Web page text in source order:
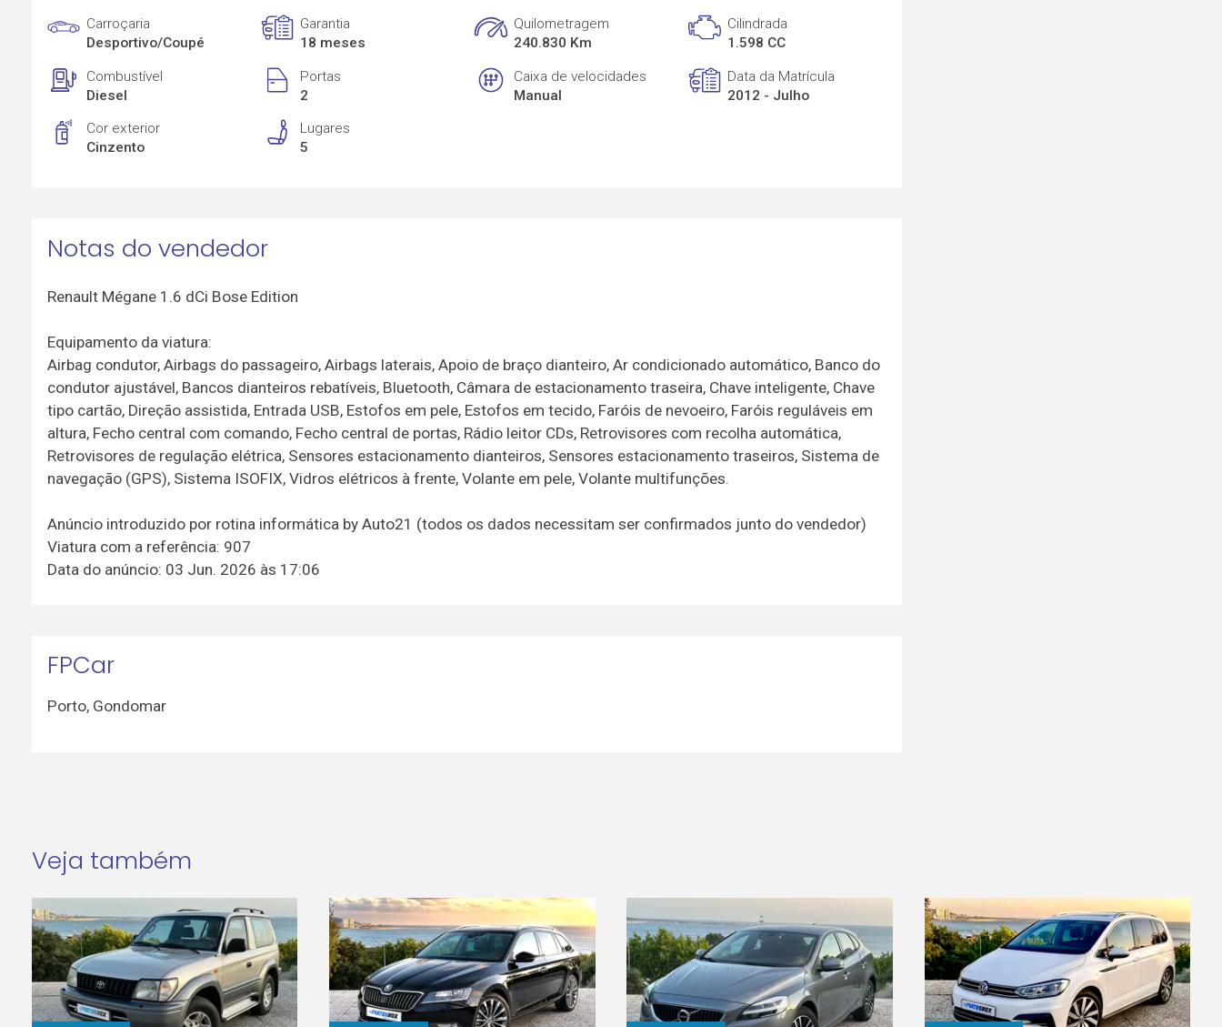
Carroçaria
Desportivo/Coupé
Garantia
18 meses
Quilometragem
240.830 Km
Cilindrada
1.598 CC
Combustível
Diesel
Portas
2
Caixa de velocidades
Manual
Data da Matrícula
2012 - Julho
Cor exterior
Cinzento
Lugares
5
Notas do vendedor
Renault Mégane 1.6 dCi Bose Edition
Equipamento da viatura:
Airbag condutor, Airbags do passageiro, Airbags laterais, Apoio de braço dianteiro, Ar condicionado automático, Banco do
condutor ajustável, Bancos dianteiros rebatíveis, Bluetooth, Câmara de estacionamento traseira, Chave inteligente, Chave
tipo cartão, Direção assistida, Entrada USB, Estofos em pele, Estofos em tecido, Faróis de nevoeiro, Faróis reguláveis em
altura, Fecho central com comando, Fecho central de portas, Rádio leitor CDs, Retrovisores com recolha automática,
Retrovisores de regulação elétrica, Sensores estacionamento dianteiros, Sensores estacionamento traseiros, Sistema de
navegação (GPS), Sistema ISOFIX, Vidros elétricos à frente, Volante em pele, Volante multifunções.
Anúncio introduzido por rotina informática by Auto21 (todos os dados necessitam ser confirmados junto do vendedor)
Viatura com a referência: 907
Data do anúncio: 03 Jun. 2026 às 17:06
FPCar
Porto, Gondomar
Veja também